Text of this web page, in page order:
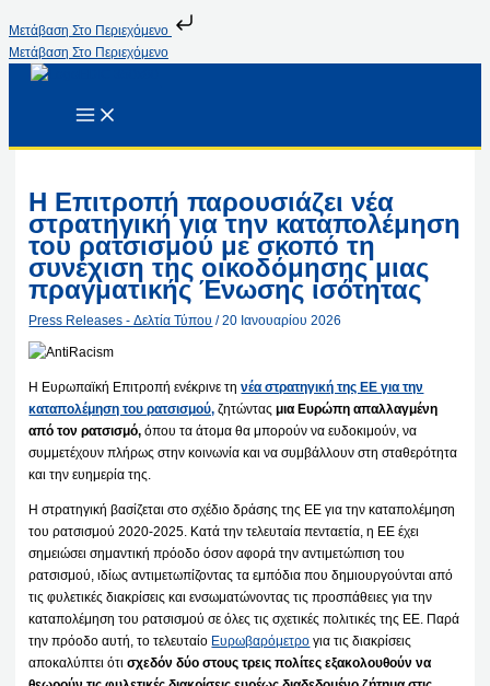
Μετάβαση Στο Περιεχόμενο
Μετάβαση Στο Περιεχόμενο
Η Επιτροπή παρουσιάζει νέα
στρατηγική για την καταπολέμηση
του ρατσισμού με σκοπό τη
συνέχιση της οικοδόμησης μιας
πραγματικής Ένωσης ισότητας
Press Releases - Δελτία Τύπου /20 Ιανουαρίου 2026
Η Ευρωπαϊκή Επιτροπή ενέκρινε τηνέα στρατηγική της ΕΕ για την
καταπολέμηση του ρατσισμού, ζητώνταςμια Ευρώπη απαλλαγμένη
από τον ρατσισμό, όπου τα άτομα θα μπορούν να ευδοκιμούν, να
συμμετέχουν πλήρως στην κοινωνία και να συμβάλλουν στη σταθερότητα
και την ευημερία της.
Η στρατηγική βασίζεται στο σχέδιο δράσης της ΕΕ για την καταπολέμηση
του ρατσισμού 2020-2025. Κατά την τελευταία πενταετία, η ΕΕ έχει
σημειώσει σημαντική πρόοδο όσον αφορά την αντιμετώπιση του
ρατσισμού, ιδίως αντιμετωπίζοντας τα εμπόδια που δημιουργούνται από
τις φυλετικές διακρίσεις και ενσωματώνοντας τις προσπάθειες για την
καταπολέμηση του ρατσισμού σε όλες τις σχετικές πολιτικές της ΕΕ. Παρά
την πρόοδο αυτή, το τελευταίο Ευρωβαρόμετρο για τις διακρίσεις
αποκαλύπτει ότισχεδόν δύο στους τρεις πολίτες εξακολουθούν να